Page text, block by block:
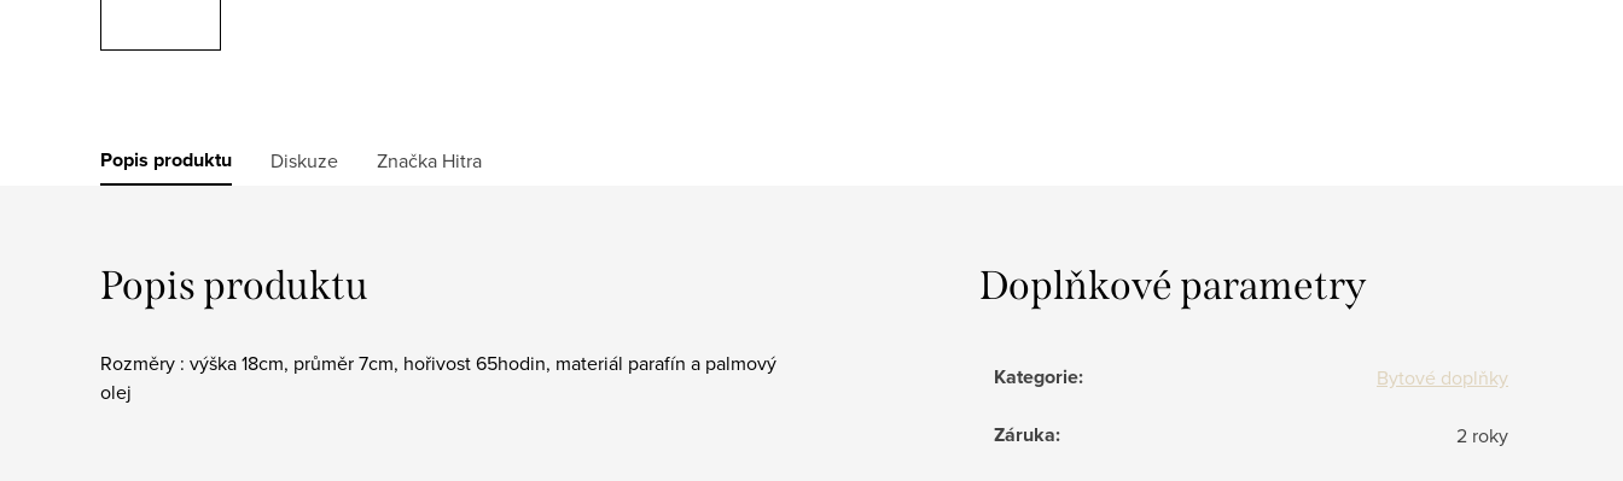
Popis produktu Diskuze Značka Hitra
Popis produktu
Rozměry : výška 18cm, průměr 7cm, hořivost 65hodin, materiál parafín a palmový
olej
Doplňkové parametry
Kategorie: Bytové doplňky
Záruka: 2 roky